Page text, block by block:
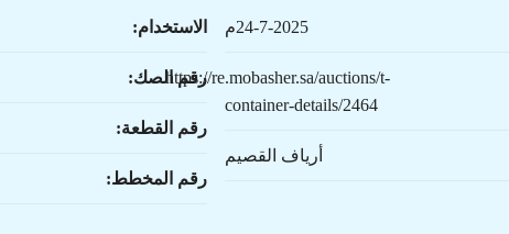
24-7-2025م
https://re.mobasher.sa/auctions/t-
container-details/2464
أرياف القصيم
الاستخدام:
رقم الصك:
رقم القطعة:
رقم المخطط: